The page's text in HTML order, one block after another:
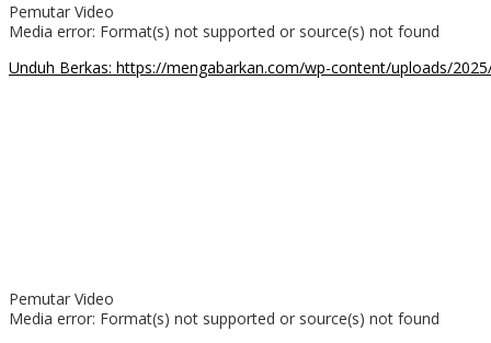
Media error: Format(s) not supported or source(s) not found
Unduh Berkas: https://mengabarkan.com/wp-content/uploads/2025/
Pemutar Video
Media error: Format(s) not supported or source(s) not found
Pemutar Video